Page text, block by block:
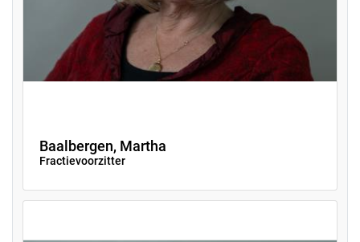
Baalbergen, Martha
Fractievoorzitter